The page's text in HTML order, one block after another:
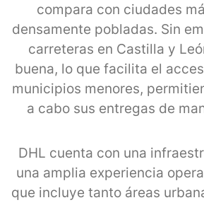
compara con ciudades
densamente pobladas. Sin
carreteras en Castilla y
buena, lo que facilita el
municipios menores,
a cabo sus entregas de
DHL cuenta con una
una amplia experiencia
que incluye tanto áreas